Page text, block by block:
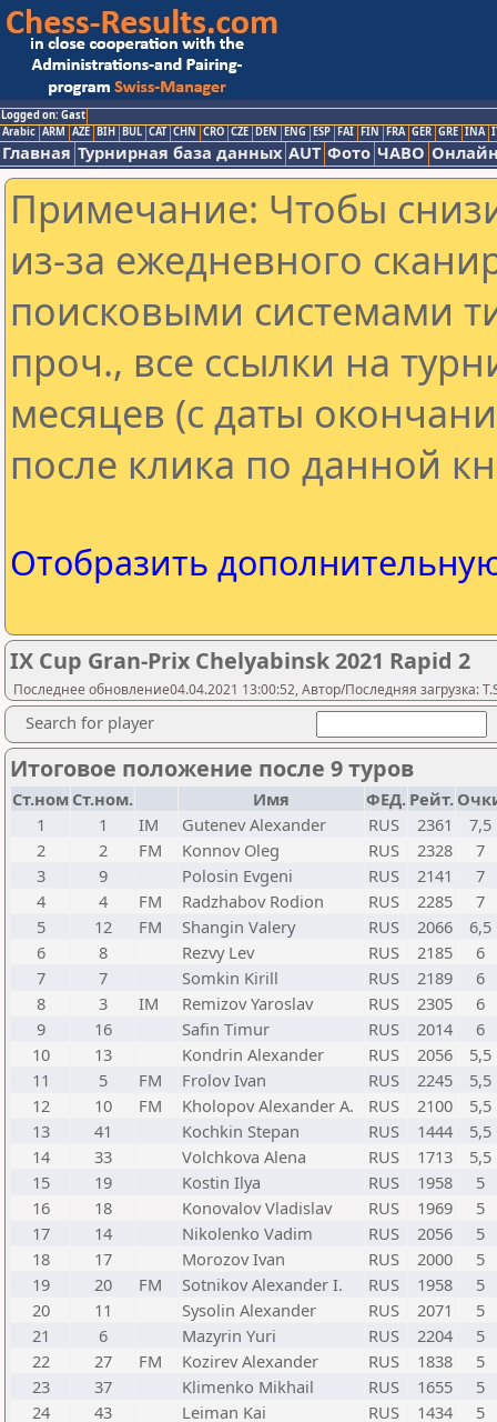
Logged on: Gast
Arabic ARM AZE BIH BUL CAT CHN CRO CZE DEN ENG ESP FAI FIN FRA GER GRE INA
Главная Турнирная база данных AUT Фото ЧАВО
Примечание: Чтобы
из-за ежедневного
поисковыми системами
проч., все ссылки на
месяцев (с даты
после клика по данной
Отобразить
IX Cup Gran-Prix Chelyabinsk 2021 Rapid 2
Последнее обновление04.04.2021 13:00:52, Автор/Последняя загрузка:
Search for player
Итоговое положение после 9 туров
Ст.ном Ст.ном. Имя ФЕД. Рейт.
1
1 IM Gutenev Alexander RUS 2361
7,5
2
2 FM Konnov Oleg RUS 2328
7
3
9 Polosin Evgeni RUS 2141
7
4
4 FM Radzhabov Rodion RUS 2285
7
5
12 FM Shangin Valery RUS 2066
6,5
6
8 Rezvy Lev RUS 2185
6
7
7 Somkin Kirill RUS 2189
6
8
3 IM Remizov Yaroslav RUS 2305
6
9
16 Safin Timur RUS 2014
6
10
13 Kondrin Alexander RUS 2056
5,5
11
5 FM Frolov Ivan RUS 2245
5,5
12
10 FM Kholopov Alexander A. RUS 2100
5,5
13
41 Kochkin Stepan RUS 1444
5,5
14
33 Volchkova Alena RUS 1713
5,5
15
19 Kostin Ilya RUS 1958
5
16
18 Konovalov Vladislav RUS 1969
5
17
14 Nikolenko Vadim RUS 2056
5
18
17 Morozov Ivan RUS 2000
5
19
20 FM Sotnikov Alexander I. RUS 1958
5
20
11 Sysolin Alexander RUS 2071
5
21
6 Mazyrin Yuri RUS 2204
5
22
27 FM Kozirev Alexander RUS 1838
5
23
37 Klimenko Mikhail RUS 1655
5
24
43 Leiman Kai RUS 1434
5